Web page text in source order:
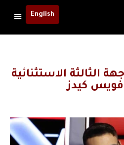
English
الثالثة الاستثنائية
كيدز